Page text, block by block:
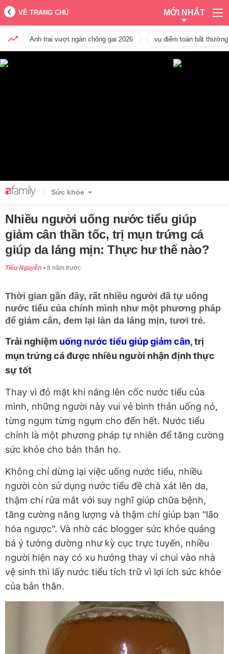
VỀ TRANG CHỦ MỚI NHẤT
Anh trai vượt ngàn chông gai 2026 vụ điểm toán bất
Sức khỏe
Nhiều người uống nước tiểu giúp
giảm cân thần tốc, trị mụn trứng cá
giúp da láng mịn: Thực hư thế nào?
Tiểu Nguyễn 8 năm trước
Thời gian gần đây, rất nhiều người đã tự uống
nước tiểu của chính mình như một phương pháp
để giảm cân, đem lại làn da láng mịn, tươi trẻ.
Trải nghiệm uống nước tiểu giúp giảm cân, trị
mụn trứng cá được nhiều người nhận định thực
sự tốt
Thay vì đỏ mặt khi nâng lên cốc nước tiểu của
mình, những người này vui vẻ bình thản uống nó,
từng ngụm từng ngụm cho đến hết. Nước tiểu
chính là một phương pháp tự nhiên để tăng cường
sức khỏe cho bản thân họ.
Không chỉ dừng lại việc uống nước tiểu, nhiều
người còn sử dụng nước tiểu đề chà xát lên da,
thậm chí rửa mắt với suy nghĩ giúp chữa bệnh,
tăng cường năng lượng và thậm chí giúp bạn "lão
hóa ngược". Và nhờ các blogger sức khỏe quảng
bá ý tưởng dường như kỳ cục trực tuyến, nhiều
người hiện nay có xu hướng thay vì chui vào nhà
vệ sinh thì lấy nước tiểu tích trữ vì lợi ích sức khỏe
của bản thân.